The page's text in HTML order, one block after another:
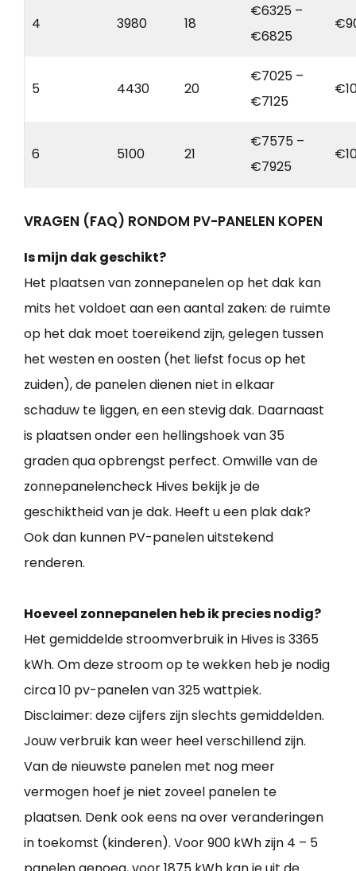
4 3980 18
€6325 –
€6825
5 4430 20
€7025 –
€7125
6 5100 21
€7575 –
€7925
VRAGEN (FAQ) RONDOM PV-PANELEN KOPEN
Is mijn dak geschikt?
Het plaatsen van zonnepanelen op het dak kan
mits het voldoet aan een aantal zaken: de ruimte
op het dak moet toereikend zijn, gelegen tussen
het westen en oosten (het liefst focus op het
zuiden), de panelen dienen niet in elkaar
schaduw te liggen, en een stevig dak. Daarnaast
is plaatsen onder een hellingshoek van 35
graden qua opbrengst perfect. Omwille van de
zonnepanelencheck Hives bekijk je de
geschiktheid van je dak. Heeft u een plak dak?
Ook dan kunnen PV-panelen uitstekend
renderen.
Hoeveel zonnepanelen heb ik precies nodig?
Het gemiddelde stroomverbruik in Hives is 3365
kWh. Om deze stroom op te wekken heb je nodig
circa 10 pv-panelen van 325 wattpiek.
Disclaimer: deze cijfers zijn slechts gemiddelden.
Jouw verbruik kan weer heel verschillend zijn.
Van de nieuwste panelen met nog meer
vermogen hoef je niet zoveel panelen te
plaatsen. Denk ook eens na over veranderingen
in toekomst (kinderen). Voor 900 kWh zijn 4 – 5